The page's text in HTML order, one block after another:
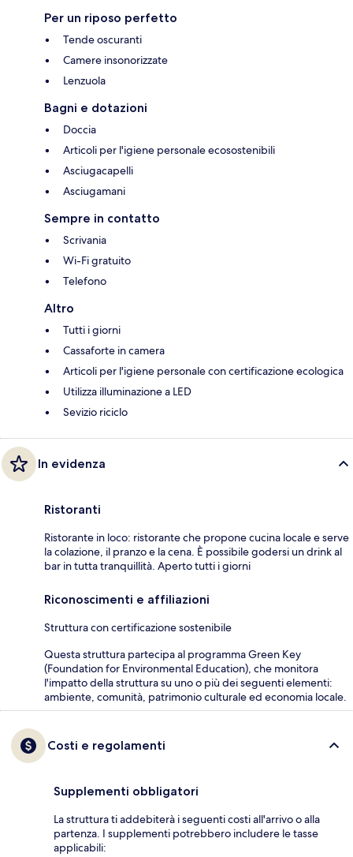
Per un riposo perfetto
Tende oscuranti
Camere insonorizzate
Lenzuola
Bagni e dotazioni
Doccia
Articoli per l'igiene personale ecosostenibili
Asciugacapelli
Asciugamani
Sempre in contatto
Scrivania
Wi-Fi gratuito
Telefono
Altro
Tutti i giorni
Cassaforte in camera
Articoli per l'igiene personale con certificazione ecologica
Utilizza illuminazione a LED
Sevizio riciclo
In evidenza
Ristoranti
Ristorante in loco: ristorante che propone cucina locale e serve
la colazione, il pranzo e la cena. È possibile godersi un drink al
bar in tutta tranquillità. Aperto tutti i giorni
Riconoscimenti e affiliazioni
Struttura con certificazione sostenibile
Questa struttura partecipa al programma Green Key
(Foundation for Environmental Education), che monitora
l'impatto della struttura su uno o più dei seguenti elementi:
ambiente, comunità, patrimonio culturale ed economia locale.
Costi e regolamenti
Supplementi obbligatori
La struttura ti addebiterà i seguenti costi all'arrivo o alla
partenza. I supplementi potrebbero includere le tasse
applicabili: